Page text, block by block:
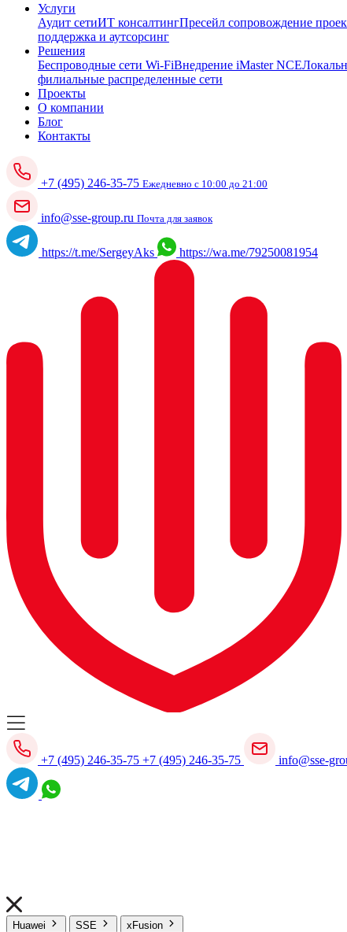
Услуги
Аудит сетиИТ консалтингПресейл сопровождение
поддержка и аутсорсинг
Решения
Беспроводные сети Wi-FiВнедрение iMaster NCE
филиальные распределенные сети
Проекты
О компании
Блог
Контакты
+7 (495) 246-35-75 Ежедневно с 10:00 до 21:00
info@sse-group.ru Почта для заявок
https://t.me/SergeyAks https://wa.me/79250081954
+7 (495) 246-35-75 +7 (495) 246-35-75 info@sse-
Huawei SSE xFusion